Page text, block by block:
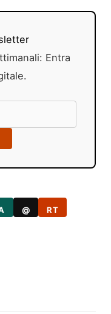
Entra
@ RT